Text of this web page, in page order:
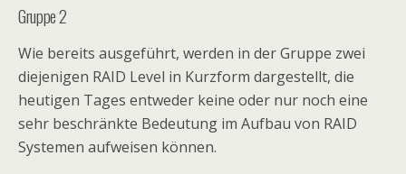
Gruppe 2
Wie bereits ausgeführt, werden in der Gruppe zwei
diejenigen RAID Level in Kurzform dargestellt, die
heutigen Tages entweder keine oder nur noch eine
sehr beschränkte Bedeutung im Aufbau von RAID
Systemen aufweisen können.